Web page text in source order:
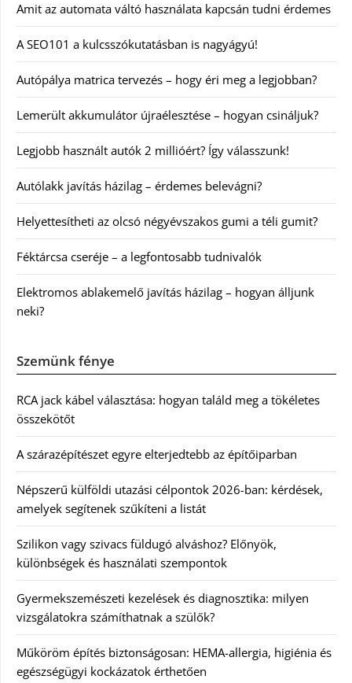
Amit az automata váltó használata kapcsán tudni érdemes
A SEO101 a kulcsszókutatásban is nagyágyú!
Autópálya matrica tervezés – hogy éri meg a legjobban?
Lemerült akkumulátor újraélesztése – hogyan csináljuk?
Legjobb használt autók 2 millióért? Így válasszunk!
Autólakk javítás házilag – érdemes belevágni?
Helyettesítheti az olcsó négyévszakos gumi a téli gumit?
Féktárcsa cseréje – a legfontosabb tudnivalók
Elektromos ablakemelő javítás házilag – hogyan álljunk
neki?
Szemünk fénye
RCA jack kábel választása: hogyan találd meg a tökéletes
összekötőt
A szárazépítészet egyre elterjedtebb az építőiparban
Népszerű külföldi utazási célpontok 2026-ban: kérdések,
amelyek segítenek szűkíteni a listát
Szilikon vagy szivacs füldugó alváshoz? Előnyök,
különbségek és használati szempontok
Gyermekszemészeti kezelések és diagnosztika: milyen
vizsgálatokra számíthatnak a szülők?
Műköröm építés biztonságosan: HEMA-allergia, higiénia és
egészségügyi kockázatok érthetően